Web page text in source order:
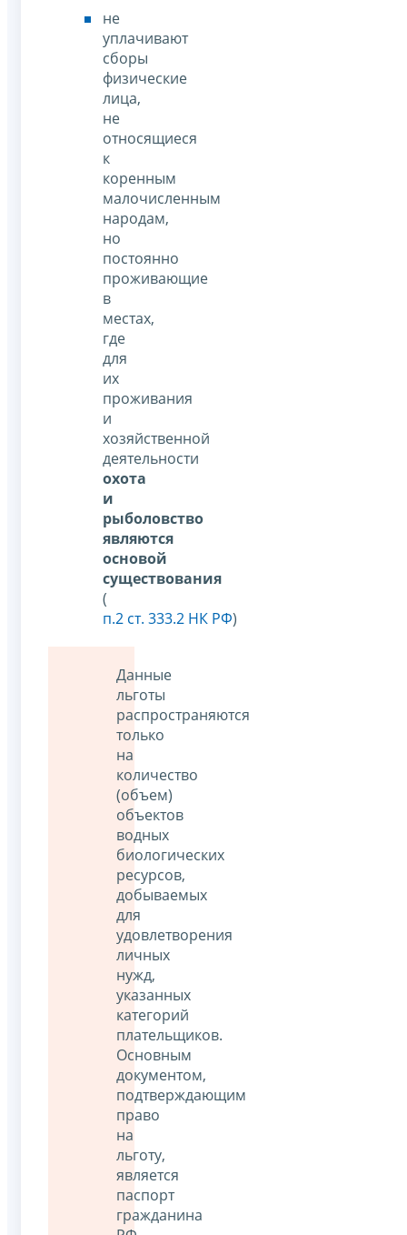
не
уплачивают
сборы
физические
лица,
не
относящиеся
к
коренным
малочисленным
народам,
но
постоянно
проживающие
в
местах,
где
для
их
проживания
и
хозяйственной
деятельности
охота
и
рыболовство
являются
основой
существования
(
п.2 ст. 333.2 НК РФ)
Данные
льготы
распространяются
только
на
количество
(объем)
объектов
водных
биологических
ресурсов,
добываемых
для
удовлетворения
личных
нужд,
указанных
категорий
плательщиков.
Основным
документом,
подтверждающим
право
на
льготу,
является
паспорт
гражданина